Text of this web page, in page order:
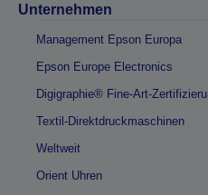
Unternehmen
Management Epson Europa
Epson Europe Electronics
Digigraphie® Fine-Art-
Textil-Direktdruckmaschinen
Weltweit
Orient Uhren